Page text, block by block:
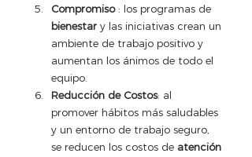
Compromiso : los programas de
bienestar y las iniciativas crean un
ambiente de trabajo positivo y
aumentan los ánimos de todo el
equipo.
Reducción de Costos: al
promover hábitos más saludables
y un entorno de trabajo seguro,
se reducen los costos de atención